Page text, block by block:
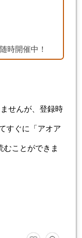
時開催中！
せんが、登録時
すぐに「アオア
むことができま